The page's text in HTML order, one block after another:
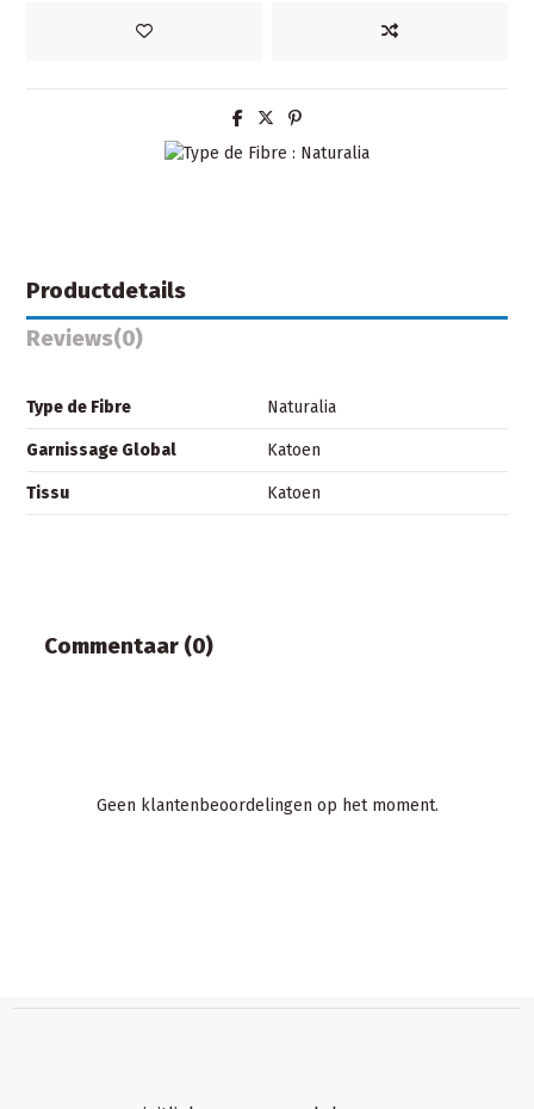
Productdetails
Reviews(0)
Type de Fibre Naturalia
Garnissage Global Katoen
Tissu Katoen
Commentaar (0)
Geen klantenbeoordelingen op het moment.